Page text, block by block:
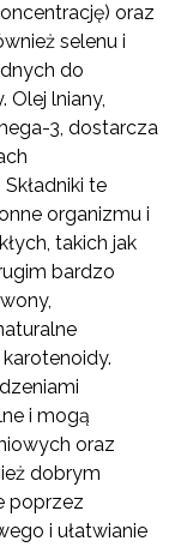
oraz
selenu i
do
Olej lniany,
3, dostarcza
te
organizmu i
takich jak
bardzo
i mogą
oraz
dobrym
poprzez
i ułatwianie